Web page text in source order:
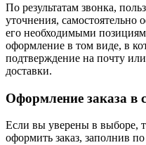
По результатам звонка,
уточнения, самостоятельно
его необходимыми
оформление в том виде, в
подтверждение на почту
доставки.
Оформление заказа в
Если вы уверены в выборе,
оформить заказ, заполнив